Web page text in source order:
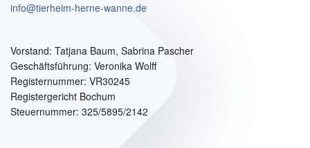
info@tierheim-herne-wanne.de
Vorstand: Tatjana Baum, Sabrina Pascher
Geschäftsführung: Veronika Wolff
Registernummer: VR30245
Registergericht Bochum
Steuernummer: 325/5895/2142